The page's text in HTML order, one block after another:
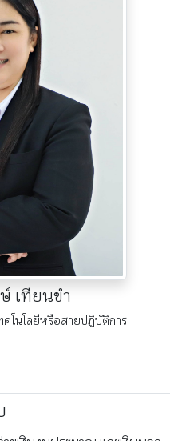
เทียนขำ
โนโลยีหรือสายปฏิบัติการ